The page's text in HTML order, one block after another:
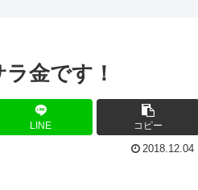
金です！
LINE コピー
2018.12.04